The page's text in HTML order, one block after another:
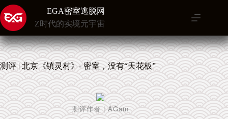
跳
至
内
容
EGA密室逃脱网
Z时代的实境元宇宙
测评 | 北京《镇灵村》- 密室，没有“天花板”
测评作者 | AGain